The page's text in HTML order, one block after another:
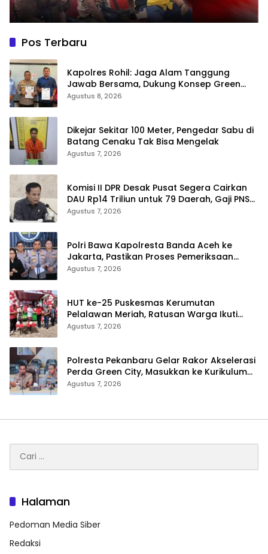
Pos Terbaru
Kapolres Rohil: Jaga Alam Tanggung
Jawab Bersama, Dukung Konsep Green
Policing
Agustus 8, 2026
Dikejar Sekitar 100 Meter, Pengedar Sabu di
Agustus 7, 2026
Komisi II DPR Desak Pusat Segera Cairkan
DAU Rp14 Triliun untuk 79 Daerah, Gaji PNS
Terancam Telat
Agustus 7, 2026
Polri Bawa Kapolresta Banda Aceh ke
Jakarta, Pastikan Proses Pemeriksaan
Profesional dan Transparan
Agustus 7, 2026
HUT ke-25 Puskesmas Kerumutan
Pelalawan Meriah, Ratusan Warga Ikuti
Jalan Santai dan Cek Kesehatan Gratis
Agustus 7, 2026
Polresta Pekanbaru Gelar Rakor Akselerasi
Perda Green City, Masukkan ke Kurikulum
Sekolah
Agustus 7, 2026
untuk:
Halaman
Pedoman Media Siber
Redaksi